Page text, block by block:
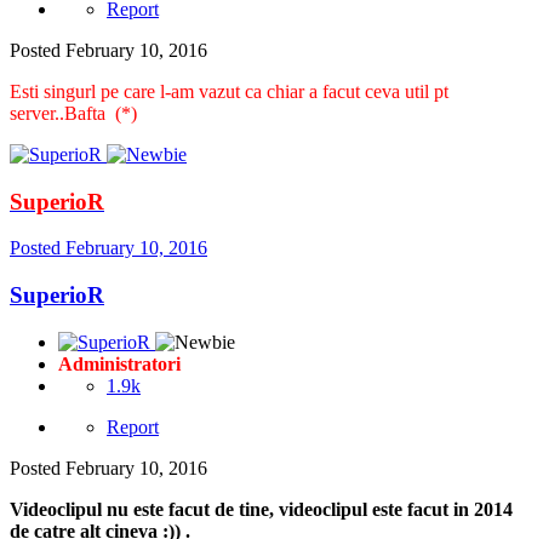
Report
Posted February 10, 2016
Esti singurl pe care l-am vazut ca chiar a facut ceva util pt
server..Bafta (*)
SuperioR
Posted February 10, 2016
SuperioR
Administratori
1.9k
Report
Posted February 10, 2016
Videoclipul nu este facut de tine, videoclipul este facut in 2014
de catre alt cineva :)) .